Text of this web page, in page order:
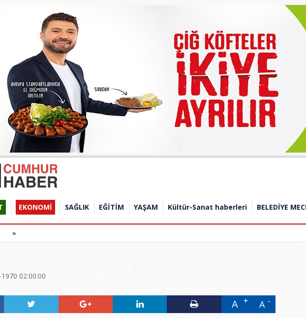
EKONOMİ SAĞLIK EĞİTİM YAŞAM Kültür-Sanat haberleri BELEDİYE
»
02:00:00
A A